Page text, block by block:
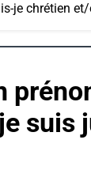
je chrétien
suis